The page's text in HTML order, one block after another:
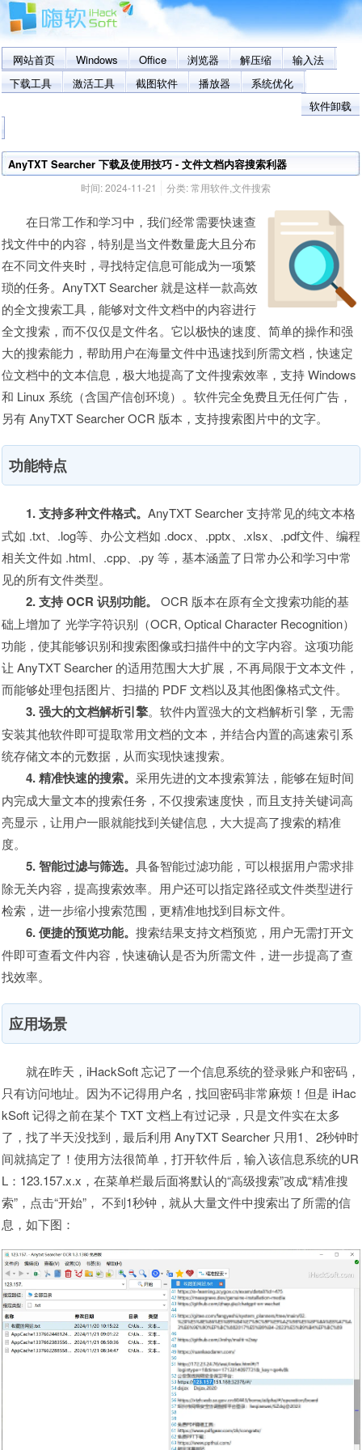
网站首页 Windows Office 浏览器 解压缩
输入法
下载工具
激活工具 截图软件 播放器
系统优化
软件卸载
AnyTXT Searcher 下载及使用技巧 - 文件文档内容搜索利器
时间:2024-11-21 分类:常用软件,文件搜索
在日常工作和学习中，我们经常需要快速查
找文件中的内容，特别是当文件数量庞大且分布
在不同文件夹时，寻找特定信息可能成为一项繁
琐的任务。AnyTXT Searcher 就是这样一款高效
的全文搜索工具，能够对文件文档中的内容进行
全文搜索，而不仅仅是文件名。它以极快的速度、简单的操作和强
大的搜索能力，帮助用户在海量文件中迅速找到所需文档，快速定
位文档中的文本信息，极大地提高了文件搜索效率，支持 Windows
和 Linux 系统（含国产信创环境）。软件完全免费且无任何广告，
另有 AnyTXT Searcher OCR 版本，支持搜索图片中的文字。
功能特点
1. 支持多种文件格式。 AnyTXT Searcher 支持常见的纯文本格
式如 .txt、.log等、办公文档如 .docx、.pptx、.xlsx、.pdf文件、编程
相关文件如 .html、.cpp、.py 等，基本涵盖了日常办公和学习中常
见的所有文件类型。
2. 支持 OCR 识别功能。
OCR 版本在原有全文搜索功能的基
础上增加了 光学字符识别（OCR, Optical Character Recognition）
功能，使其能够识别和搜索图像或扫描件中的文字内容。这项功能
让 AnyTXT Searcher 的适用范围大大扩展，不再局限于文本文件，
而能够处理包括图片、扫描的 PDF 文档以及其他图像格式文件。
3. 强大的文档解析引擎。软件内置强大的文档解析引擎，无需
安装其他软件即可提取常用文档的文本，并结合内置的高速索引系
统存储文本的元数据，从而实现快速搜索。
4. 精准快速的搜索。 采用先进的文本搜索算法，能够在短时间
内完成大量文本的搜索任务，不仅搜索速度快，而且支持关键词高
亮显示，让用户一眼就能找到关键信息，大大提高了搜索的精准
度。
5. 智能过滤与筛选。 具备智能过滤功能，可以根据用户需求排
除无关内容，提高搜索效率。用户还可以指定路径或文件类型进行
检索，进一步缩小搜索范围，更精准地找到目标文件。
6. 便捷的预览功能。 搜索结果支持文档预览，用户无需打开文
件即可查看文件内容，快速确认是否为所需文件，进一步提高了查
找效率。
应用场景
就在昨天，iHackSoft 忘记了一个信息系统的登录账户和密码，
只有访问地址。因为不记得用户名，找回密码非常麻烦！但是 iHac
kSoft 记得之前在某个 TXT 文档上有过记录，只是文件实在太多
了，找了半天没找到，最后利用 AnyTXT Searcher 只用1、2秒钟时
间就搞定了！使用方法很简单，打开软件后，输入该信息系统的UR
L：123.157.x.x，在菜单栏最后面将默认的“高级搜索”改成“精准搜
索”，点击“开始”， 不到1秒钟，就从大量文件中搜索出了所需的信
息，如下图：